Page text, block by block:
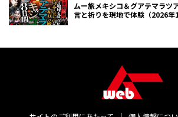
ムー旅メキシコ＆グアテマラツ
言と祈りを現地で体験（2026年